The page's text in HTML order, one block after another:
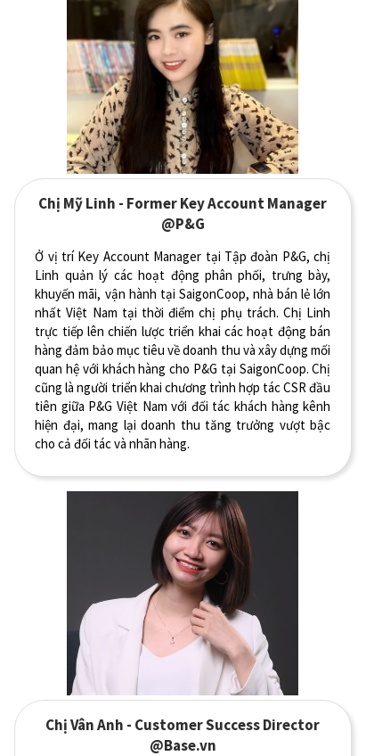
Ở vị trí Key Account Manager tại Tập đoàn P&G, chị
Linh quản lý các hoạt động phân phối, trưng bày,
khuyến mãi, vận hành tại SaigonCoop, nhà bán lẻ lớn
nhất Việt Nam tại thời điểm chị phụ trách. Chị Linh
trực tiếp lên chiến lược triển khai các hoạt động bán
hàng đảm bảo mục tiêu về doanh thu và xây dựng mối
quan hệ với khách hàng cho P&G tại SaigonCoop. Chị
cũng là người triển khai chương trình hợp tác CSR đầu
tiên giữa P&G Việt Nam với đối tác khách hàng kênh
hiện đại, mang lại doanh thu tăng trưởng vượt bậc
cho cả đối tác và nhãn hàng.
Chị Mỹ Linh - Former Key Account Manager
@P&G
Chị Vân Anh - Customer Success Director
@Base.vn